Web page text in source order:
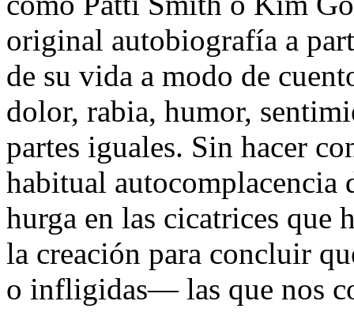
original autobiografía a
de su vida a modo de
dolor, rabia, humor,
partes iguales. Sin hacer
habitual autocomplacencia
hurga en las cicatrices que
la creación para concluir
o infligidas— las que nos